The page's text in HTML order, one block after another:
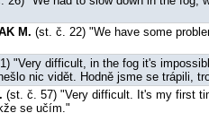
M. (st. č. 22) "We have some
"Very difficult, in the fog it's
nic vidět. Hodně jsme se trápili,
(st. č. 57) "Very difficult. It's my first
se učím."